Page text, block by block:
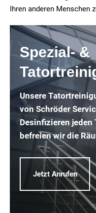
Ihren anderen Menschen
Spezial- &
Unsere
von Schröder
Desinfizieren jeden
befreien wir die
Jetzt Anrufen